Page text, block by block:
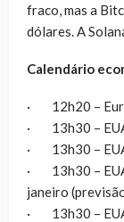
fraco, mas a
dólares. A
Calendário
· 12h20 –
· 13h30 –
· 13h30 – EUA
· 13h30 –
janeiro
· 13h30 – EUA